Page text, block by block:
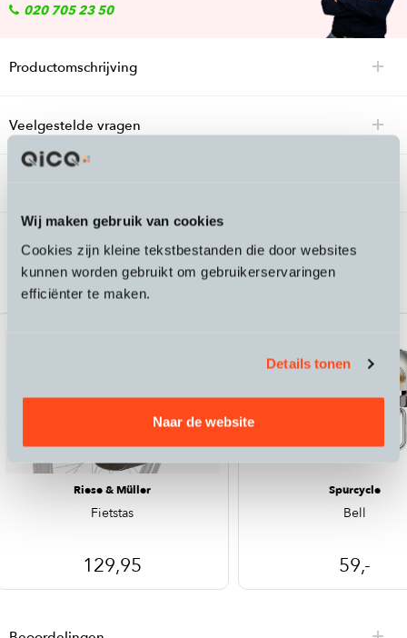
Wij maken gebruik van cookies
Cookies zijn kleine tekstbestanden die door websites
kunnen worden gebruikt om gebruikerservaringen
efficiënter te maken.
Details tonen
Naar de website
020 705 23 50
Productomschrijving
Veelgestelde vragen
Passende accessoires bij de Riese &
Müller Nevo5 CORE
Riese & Müller
Fietstas
129,95
Spurcycle
Bell
59,-